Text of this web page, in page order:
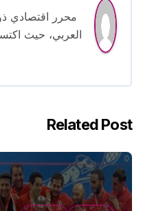
العربي، حيث
Related Post